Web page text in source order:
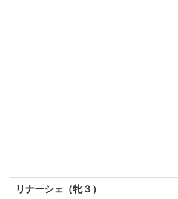
リナーシェ（牝３）